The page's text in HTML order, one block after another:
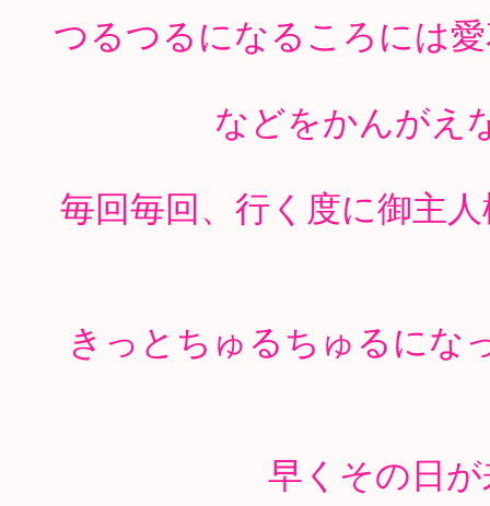
つるつるになるころには
などをかんがえ
毎回毎回、行く度に御主
きっとちゅるちゅるにな
早くその日